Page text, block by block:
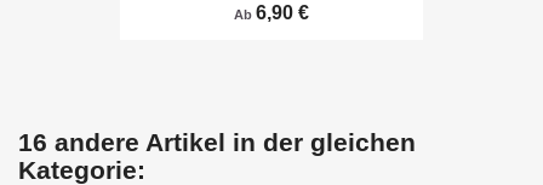
Ab 6,90 €
16 andere Artikel in der gleichen
Kategorie: